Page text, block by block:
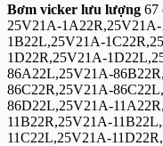
Bơm vicker lưu lượng 67
25V21A-
1B22L,25V21A-
1D22R,25V21A-
86A22L,25V21A-
86C22R,25V21A-
86D22L,25V21A-
11B22R,25V21A-
11C22L,25V21A-